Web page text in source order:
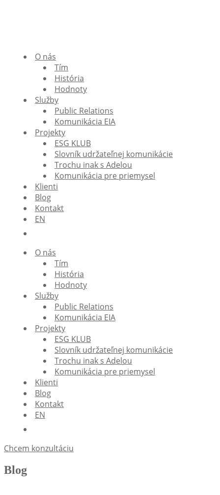
O nás
Tím
História
Hodnoty
Služby
Public Relations
Komunikácia EIA
Projekty
ESG KLUB
Slovník udržateľnej komunikácie
Trochu inak s Adelou
Komunikácia pre priemysel
Klienti
Blog
Kontakt
EN
O nás
Tím
História
Hodnoty
Služby
Public Relations
Komunikácia EIA
Projekty
ESG KLUB
Slovník udržateľnej komunikácie
Trochu inak s Adelou
Komunikácia pre priemysel
Klienti
Blog
Kontakt
EN
Chcem konzultáciu
Blog